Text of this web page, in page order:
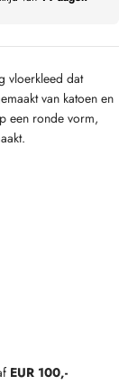
vloerkleed dat
van katoen en
een ronde vorm,
EUR 100,-